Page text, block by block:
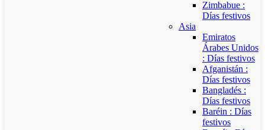
Zimbabue :
Días festivos
Asia
Emiratos
Árabes Unidos
: Días festivos
Afganistán :
Días festivos
Bangladés :
Días festivos
Baréin : Días
festivos